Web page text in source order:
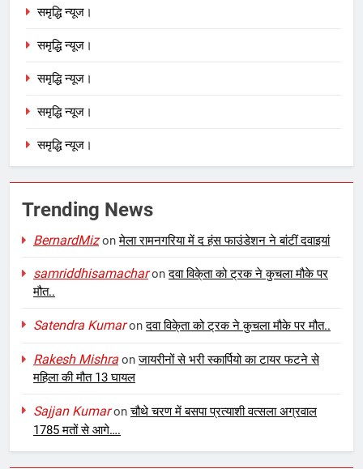
समृद्धि न्यूज।
समृद्धि न्यूज।
समृद्धि न्यूज।
समृद्धि न्यूज।
समृद्धि न्यूज।
Trending News
BernardMizonमेला रामनगरिया में द हंस फाउंडेशन ने बांटीं दवाइयां
samriddhisamacharonदवा विके्ता को ट्रक ने कुचला मौके पर
मौत..
Satendra Kumaronदवा विके्ता को ट्रक ने कुचला मौके पर मौत..
Rakesh Mishra onजायरीनों से भरी स्कार्पियो का टायर फटने से
महिला की मौत 13 घायल
Sajjan Kumaronचौथे चरण में बसपा प्रत्याशी वत्सला अग्रवाल
1785 मतों से आगे….